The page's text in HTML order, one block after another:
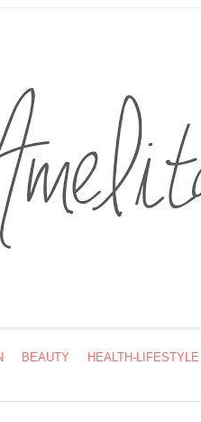
BEAUTY HEALTH-LIFESTYLE